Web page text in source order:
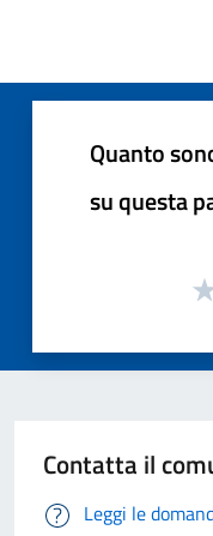
Quanto
su questa
Contatta il
Leggi le